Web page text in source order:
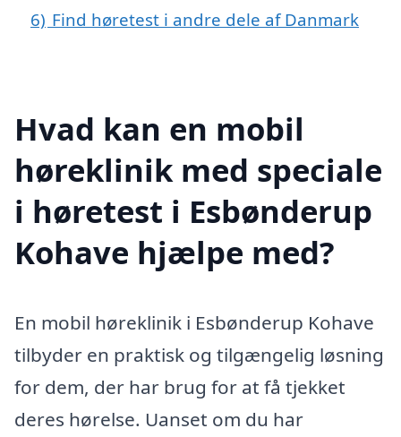
6) Find høretest i andre dele af Danmark
Hvad kan en mobil
høreklinik med speciale
i høretest i Esbønderup
Kohave hjælpe med?
En mobil høreklinik i Esbønderup Kohave
tilbyder en praktisk og tilgængelig løsning
for dem, der har brug for at få tjekket
deres hørelse. Uanset om du har